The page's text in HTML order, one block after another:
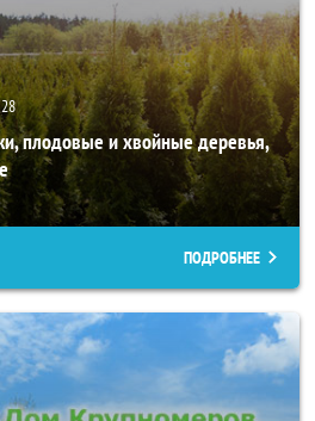
28
плодовые и хвойные деревья,
ПОДРОБНЕЕ